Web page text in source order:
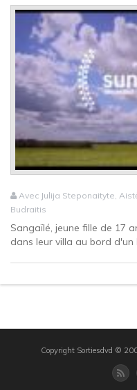
Avec Julija Steponaityte,
Budraitis
Sangaïlé, jeune fille de 17
dans leur villa au bord d'un
Copyright Sortiesdvd ©